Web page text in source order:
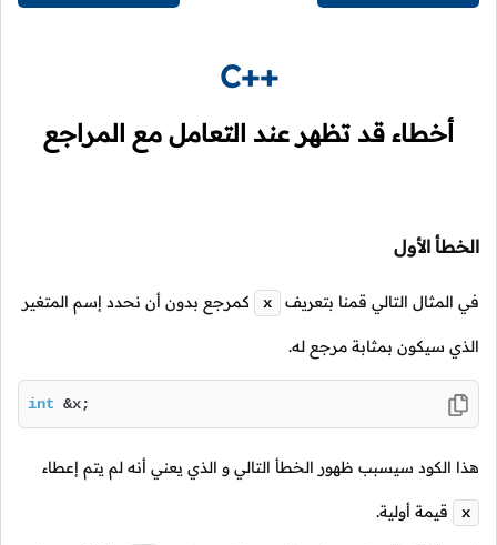
C++
أخطاء قد تظهر عند التعامل مع المراجع
الخطأ الأول
في المثال التالي قمنا بتعريف x كمرجع بدون أن نحدد إسم المتغير
الذي سيكون بمثابة مرجع له.
int &x;
هذا الكود سيسبب ظهور الخطأ التالي و الذي يعني أنه لم يتم إعطاء
x قيمة أولية.